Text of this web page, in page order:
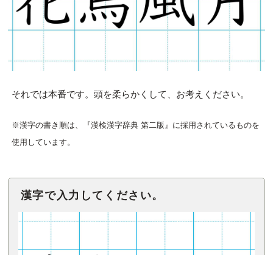
それでは本番です。頭を柔らかくして、お考えください。
※漢字の書き順は、『漢検漢字辞典 第二版』に採用されているものを
使用しています。
漢字で入力してください。